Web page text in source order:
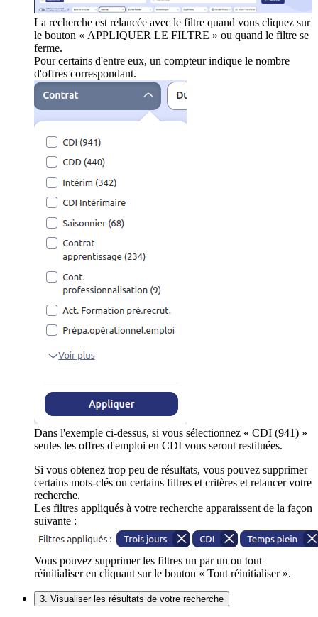
La recherche est relancée avec le filtre quand vous cliquez sur
le bouton « APPLIQUER LE FILTRE » ou quand le filtre se
ferme.
Pour certains d'entre eux, un compteur indique le nombre
d'offres correspondant.
Dans l'exemple ci-dessus, si vous sélectionnez « CDI (941) »
seules les offres d'emploi en CDI vous seront restituées.
Si vous obtenez trop peu de résultats, vous pouvez supprimer
certains mots-clés ou certains filtres et critères et relancer votre
recherche.
Les filtres appliqués à votre recherche apparaissent de la façon
suivante :
Vous pouvez supprimer les filtres un par un ou tout
réinitialiser en cliquant sur le bouton « Tout réinitialiser ».
3. Visualiser les résultats de votre recherche